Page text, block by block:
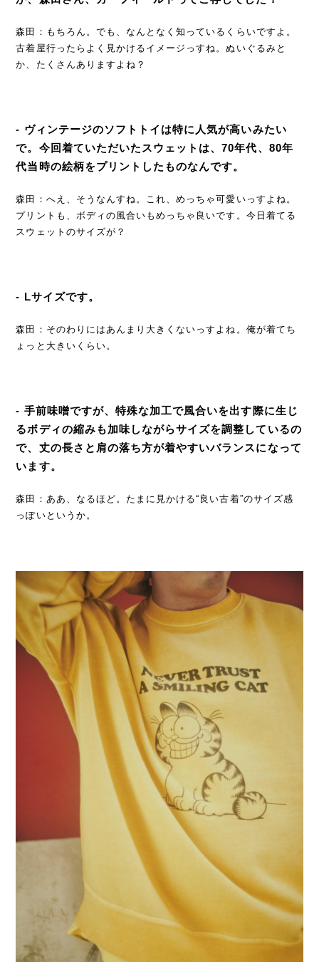
森田：もちろん。でも、なんとなく知っているくらいですよ。
古着屋行ったらよく見かけるイメージっすね。ぬいぐるみと
か、たくさんありますよね？
- ヴィンテージのソフトトイは特に人気が高いみたい
で。今回着ていただいたスウェットは、70年代、80年
代当時の絵柄をプリントしたものなんです。
森田：へえ、そうなんすね。これ、めっちゃ可愛いっすよね。
プリントも、ボディの風合いもめっちゃ良いです。今日着てる
スウェットのサイズが？
- Lサイズです。
森田：そのわりにはあんまり大きくないっすよね。俺が着てち
ょっと大きいくらい。
- 手前味噌ですが、特殊な加工で風合いを出す際に生じ
るボディの縮みも加味しながらサイズを調整しているの
で、丈の長さと肩の落ち方が着やすいバランスになって
います。
森田：ああ、なるほど。たまに見かける“良い古着”のサイズ感
っぽいというか。